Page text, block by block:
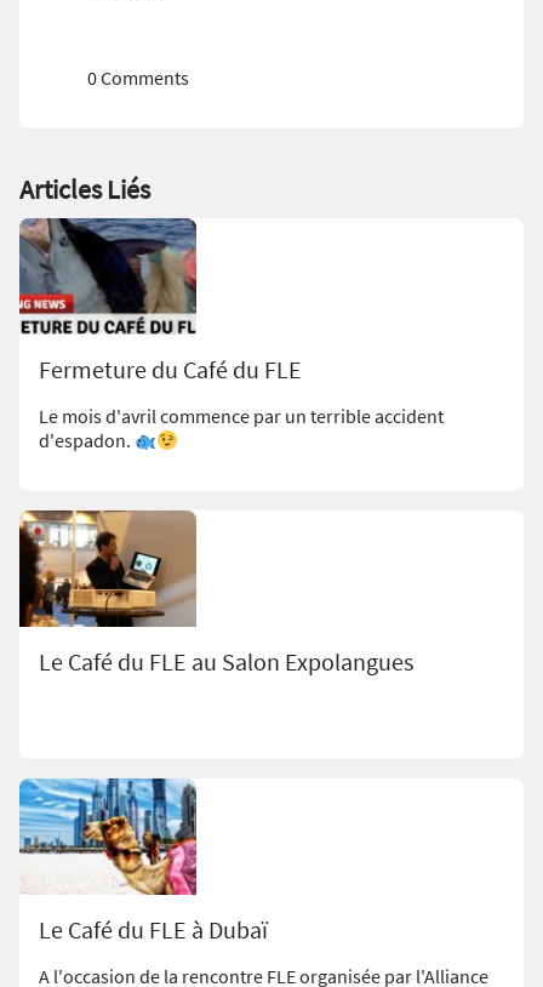
0 Comments
Articles Liés
Fermeture du Café du FLE
Le mois d'avril commence par un terrible accident
d'espadon.
Le Café du FLE au Salon Expolangues
Le Café du FLE à Dubaï
A l'occasion de la rencontre FLE organisée par l'Alliance